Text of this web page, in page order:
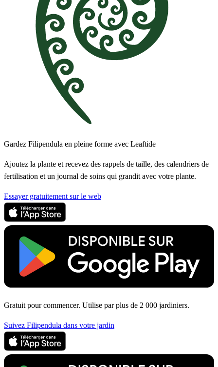
Gardez Filipendula en pleine forme avec Leaftide
Ajoutez la plante et recevez des rappels de taille, des calendriers de
fertilisation et un journal de soins qui grandit avec votre plante.
Essayer gratuitement sur le web
Gratuit pour commencer. Utilise par plus de 2 000 jardiniers.
Suivez Filipendula dans votre jardin